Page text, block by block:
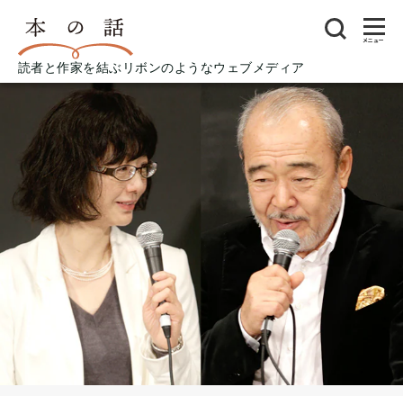
読者と作家を結ぶリボンのようなウェブメディア
メニュー